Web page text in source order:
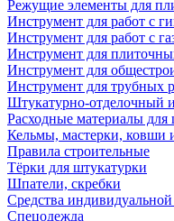
Режущие элементы для
Инструмент для работ с
Инструмент для работ с
Инструмент для
Инструмент для
Инструмент для трубных
Штукатурно-отделочный
Расходные материалы
Кельмы, мастерки, ковши
Правила строительные
Тёрки для штукатурки
Шпатели, скребки
Средства
Спецодежда